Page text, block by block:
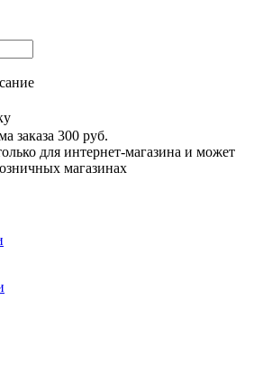
заказа 300 руб.
для интернет-магазина и может
магазинах